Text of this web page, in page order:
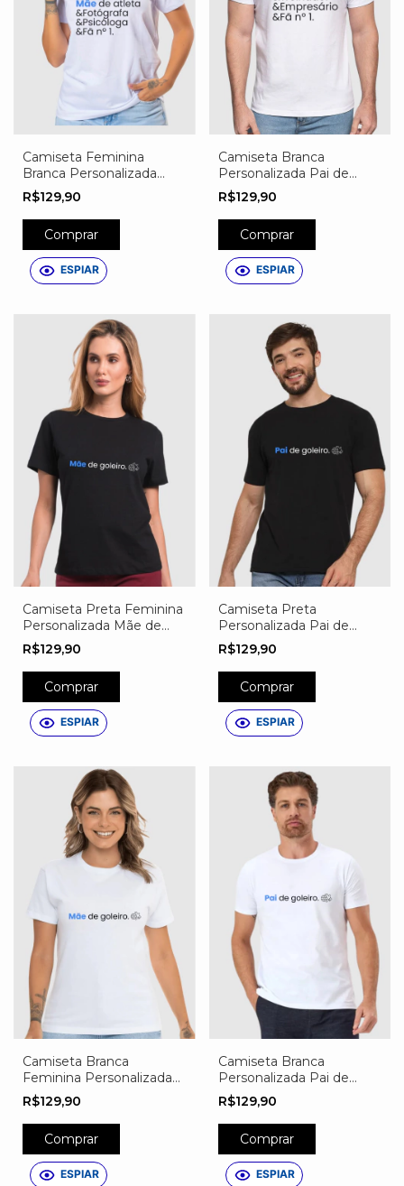
Camiseta Feminina
Branca Personalizada
Mãe de Atleta
R$129,90
Comprar
ESPIAR
Camiseta Branca
Personalizada Pai de
Atleta
R$129,90
Comprar
ESPIAR
Camiseta Preta Feminina
Personalizada Mãe de
Goleiro
R$129,90
Comprar
ESPIAR
Camiseta Preta
Personalizada Pai de
Goleiro
R$129,90
Comprar
ESPIAR
Camiseta Branca
Feminina Personalizada
Mãe de Goleiro
R$129,90
Comprar
ESPIAR
Camiseta Branca
Personalizada Pai de
Goleiro
R$129,90
Comprar
ESPIAR